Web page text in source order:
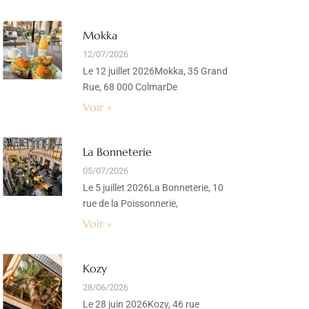
Mokka
12/07/2026
Le 12 juillet 2026Mokka, 35 Grand
Rue, 68 000 ColmarDe
Voir »
La Bonneterie
05/07/2026
Le 5 juillet 2026La Bonneterie, 10
rue de la Poissonnerie,
Voir »
Kozy
28/06/2026
Le 28 juin 2026Kozy, 46 rue